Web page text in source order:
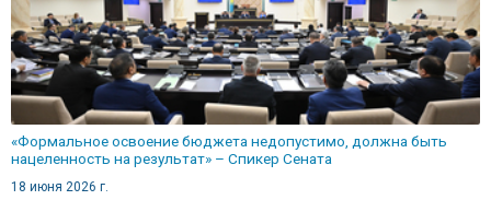
«Формальное освоение бюджета недопустимо, должна быть
нацеленность на результат» – Спикер Сената
18 июня 2026 г.